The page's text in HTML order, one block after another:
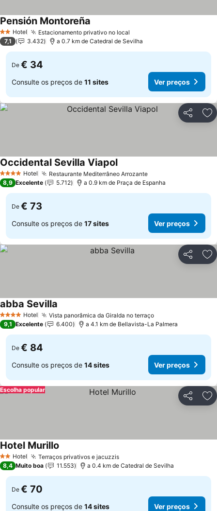
2 Estrelas
Hotel Estacionamento privativo no local
Pensión Montoreña
7,1 3.432 a 0.7 km de Catedral de Sevilha
De € 34
Consulte os preços de 11 sites Ver preços
Partilhar
4 EstrelasHotel Restaurante Mediterrâneo ArrozanteVer preços
Occidental Sevilla ViapolVer preços
8,9 Excelente 5.712 a 0.9 km de Praça de Espanha
De € 73
Consulte os preços de 17 sites Ver preços
Partilhar
4 EstrelasHotel Vista panorâmica da Giralda no terraçoVer preços
abba Sevilla
9,1 Excelente 6.400 a 4.1 km de Bellavista-La Palmera
De € 84
Consulte os preços de 14 sites Ver preços
Partilhar
Escolha popular
2 Estrelas
Hotel Terraços privativos e jacuzzisVer preços
Hotel Murillo
8,4 Muito boa 11.553 a 0.4 km de Catedral de Sevilha
De € 70
Consulte os preços de 14 sites Ver preços